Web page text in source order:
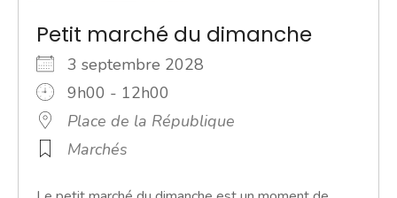
Petit marché du dimanche
3 septembre 2028
9h00 - 12h00
Place de la République
Marchés